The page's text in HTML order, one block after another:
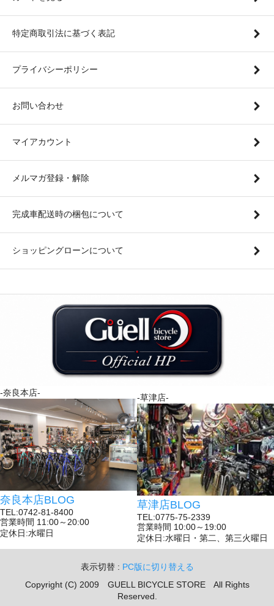
特定商取引法に基づく表記
プライバシーポリシー
お問い合わせ
マイアカウント
メルマガ登録・解除
完成車配送時の梱包について
ショッピングローンについて
-奈良本店-
奈良本店BLOG
TEL:0742-81-8400
営業時間 11:00～20:00
定休日:水曜日
-草津店-
草津店BLOG
TEL:0775-75-2339
営業時間 10:00～19:00
定休日:水曜日・第二、第三火曜日
表示切替 : PC版に切り替える
Copyright (C) 2009 GUELL BICYCLE STORE All Rights
Reserved.